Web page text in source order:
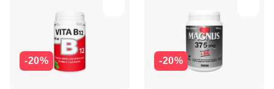
-20% -20%